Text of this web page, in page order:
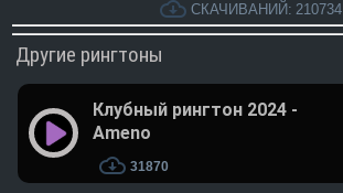
СКАЧИВАНИЙ: 210734
Другие рингтоны
Клубный рингтон 2024 -
Ameno
31870